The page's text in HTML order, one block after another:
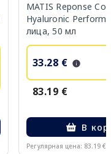
MATIS Reponse
Hyaluronic
лица, 50 мл
33.28 €
83.19 €
В
Регулярная цена: 83.19 €